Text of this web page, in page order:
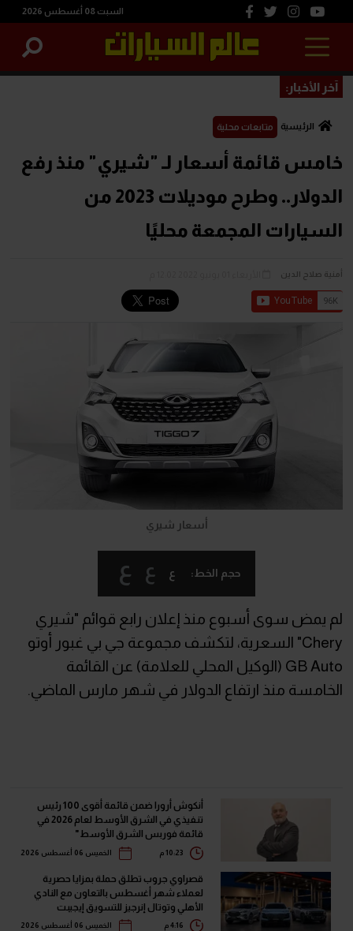
السبت 08 أغسطس 2026
آخر الأخبار:
الرئيسية متابعات محلية
خامس قائمة أسعار لـ "شيري" منذ رفع
الدولار.. وطرح موديلات 2023 من
السيارات المجمعة محليًا
أمنية صلاح الدين
أسعار شيري
حجم الخط: ع ع ع
لم يمض سوى أسبوع منذ إعلان رابع قوائم "شيري
Chery" السعرية، لتكشف مجموعة جي بي غبور أوتو
GB Auto (الوكيل المحلي للعلامة) عن القائمة
الخامسة منذ ارتفاع الدولار في شهر مارس الماضي.
أنكوش أرورا ضمن قائمة أقوى 100 رئيس
تنفيذي في الشرق الأوسط لعام 2026 في
قائمة فوربس الشرق الأوسط"
الخميس 06 أغسطس 2026
قصراوي جروب تطلق حملة بمزايا حصرية
لعملاء شهر أغسطس بالتعاون مع النادي
الأهلي وتوتال إنرجيز للتسويق إيجيبت
الخميس 06 أغسطس 2026